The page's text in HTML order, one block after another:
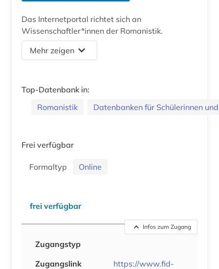
Das Internetportal richtet sich an
Wissenschaftler*innen der Romanistik.
Mehr zeigen
Top-Datenbank in:
Romanistik
Datenbanken für Schülerinnen
Frei verfügbar
Formaltyp Online
frei verfügbar
Infos zum Zugang
Zugangstyp
Zugangslink
https://www.fid-